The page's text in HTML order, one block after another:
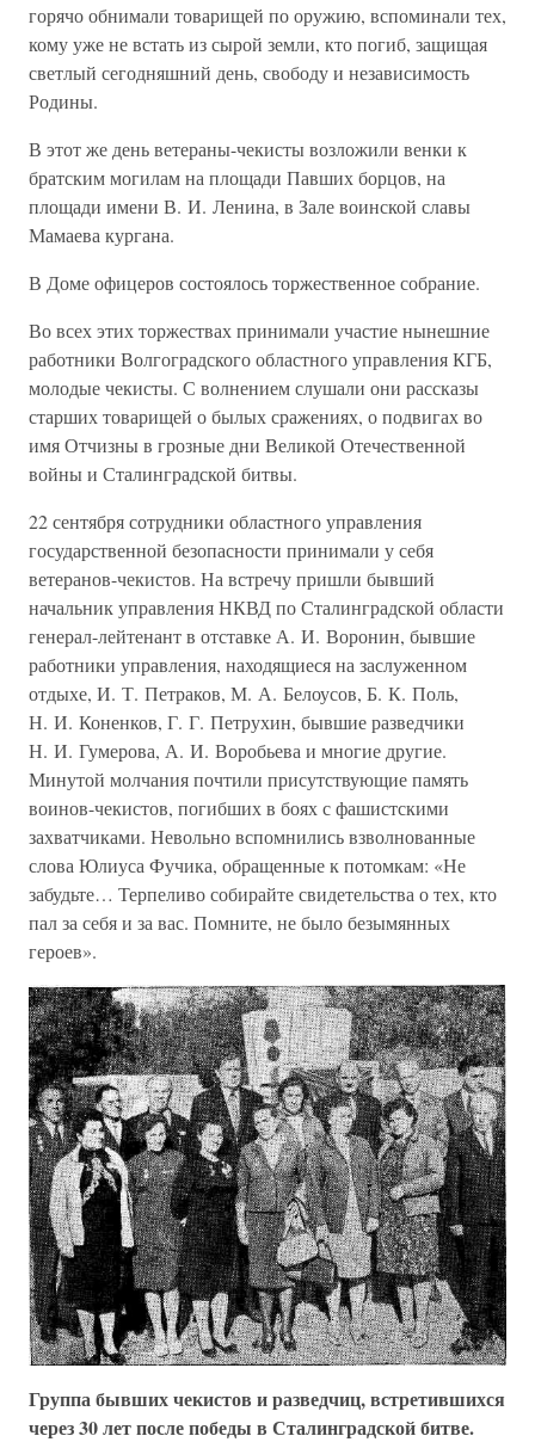
горячо обнимали товарищей по оружию, вспоминали тех,
кому уже не встать из сырой земли, кто погиб, защищая
светлый сегодняшний день, свободу и независимость
Родины.
В этот же день ветераны-чекисты возложили венки к
братским могилам на площади Павших борцов, на
площади имени В. И. Ленина, в Зале воинской славы
Мамаева кургана.
В Доме офицеров состоялось торжественное собрание.
Во всех этих торжествах принимали участие нынешние
работники Волгоградского областного управления КГБ,
молодые чекисты. С волнением слушали они рассказы
старших товарищей о былых сражениях, о подвигах во
имя Отчизны в грозные дни Великой Отечественной
войны и Сталинградской битвы.
22 сентября сотрудники областного управления
государственной безопасности принимали у себя
ветеранов-чекистов. На встречу пришли бывший
начальник управления НКВД по Сталинградской области
генерал-лейтенант в отставке А. И. Воронин, бывшие
работники управления, находящиеся на заслуженном
отдыхе, И. Т. Петраков, М. А. Белоусов, Б. К. Поль,
Н. И. Коненков, Г. Г. Петрухин, бывшие разведчики
Н. И. Гумерова, А. И. Воробьева и многие другие.
Минутой молчания почтили присутствующие память
воинов-чекистов, погибших в боях с фашистскими
захватчиками. Невольно вспомнились взволнованные
слова Юлиуса Фучика, обращенные к потомкам: «Не
забудьте… Терпеливо собирайте свидетельства о тех, кто
пал за себя и за вас. Помните, не было безымянных
героев».
Группа бывших чекистов и разведчиц, встретившихся
через 30 лет после победы в Сталинградской битве.